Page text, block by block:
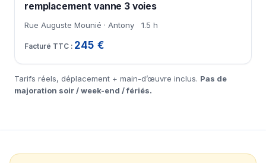
remplacement vanne 3 voies
Rue Auguste Mounié · Antony 1.5 h
245 €
Tarifs réels, déplacement + main-d’œuvre inclus. Pas de
majoration soir / week-end / fériés.